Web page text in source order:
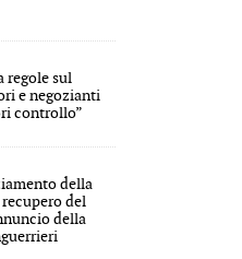
regole sul
e negozianti
controllo”
della
del
della